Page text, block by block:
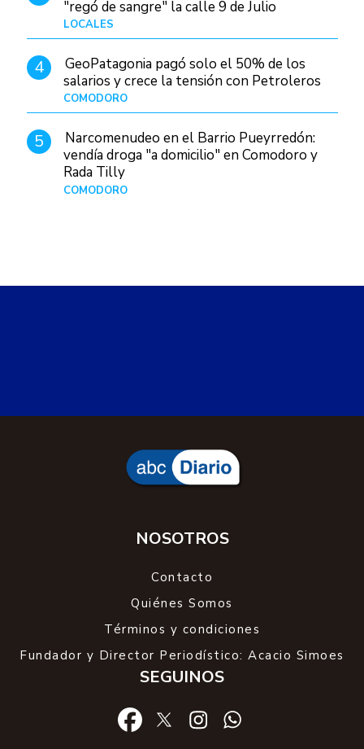
"regó de sangre" la calle 9 de Julio
LOCALES
4
GeoPatagonia pagó solo el 50% de los
salarios y crece la tensión con Petroleros
COMODORO
5
Narcomenudeo en el Barrio Pueyrredón:
vendía droga "a domicilio" en Comodoro y
Rada Tilly
COMODORO
NOSOTROS
Contacto
Quiénes Somos
Términos y condiciones
Fundador y Director Periodístico: Acacio Simoes
SEGUINOS